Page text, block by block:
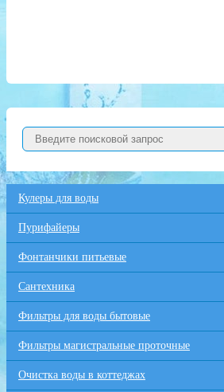
Кулеры для воды
Пурифайеры
Фонтанчики питьевые
Сантехника
Фильтры для воды бытовые
Фильтры магистральные проточные
Очистка воды в коттеджах